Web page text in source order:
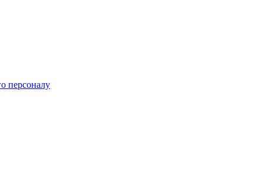
персоналу